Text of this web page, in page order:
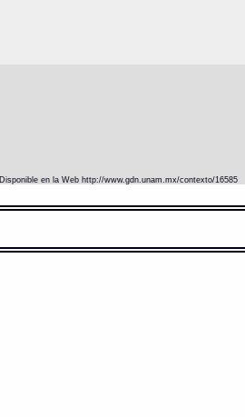
en la Web http://www.gdn.unam.mx/contexto/16585